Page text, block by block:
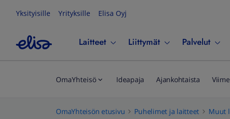
Yksityisille Yrityksille Elisa Oyj
Laitteet Liittymät Palvelut
OmaYhteisö Ideapaja Ajankohtaista
OmaYhteisön etusivu Puhelimet ja laitteet Muut